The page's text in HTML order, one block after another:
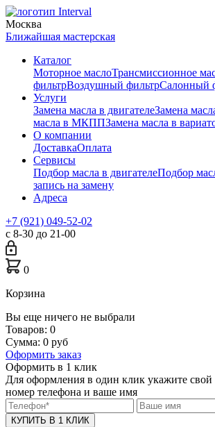
Москва
Ближайшая мастерская
Каталог
Моторное маслоТрансмиссионное
фильтрВоздушный фильтрСалонный
Услуги
Замена масла в двигателеЗамена
масла в МКППЗамена масла в
О компании
ДоставкаОплата
Сервисы
Подбор масла в двигателеПодбор
запись на замену
Адреса
+7 (921) 049-52-02
с 8-30 до 21-00
0
Корзина
Вы еще ничего не выбрали
Товаров: 0
Сумма: 0 руб
Оформить заказ
Оформить в 1 клик
Для оформления в один клик укажите свой
номер телефона и ваше имя
КУПИТЬ В 1 КЛИК